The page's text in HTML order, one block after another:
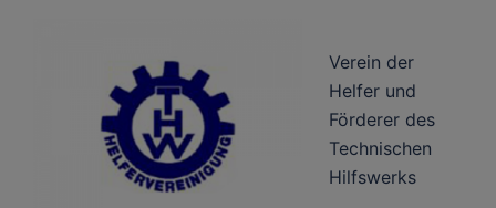
Verein der
Helfer und
Förderer des
Technischen
Hilfswerks